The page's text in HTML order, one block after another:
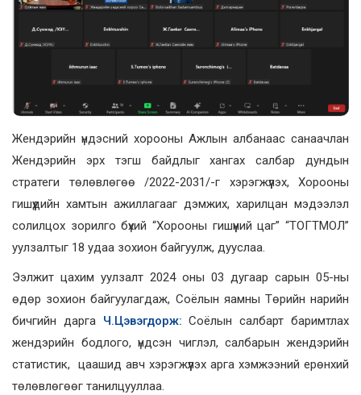
Жендэрийн үндэсний хорооны Ажлын албанаас санаачлан
Жендэрийн эрх тэгш байдлыг хангах салбар дундын
стратеги төлөвлөгөө /2022-2031/-г хэрэгжүүлэх, Хорооны
гишүүдийн хамтын ажиллагааг дэмжих, харилцан мэдээлэл
солилцох зорилго бүхий “Хорооны гишүүний цаг” “ТОГТМОЛ”
уулзалтыг 18 удаа зохион байгуулж, дууслаа.
Ээлжит цахим уулзалт 2024 оны 03 дугаар сарын 05-ны
өдөр зохион байгуулагдаж, Соёлын яамны Төрийн нарийн
бичгийн дарга Ч.Цэвэгдорж: Соёлын салбарт баримтлах
жендэрийн бодлого, үндсэн чиглэл, салбарын жендэрийн
статистик, цаашид авч хэрэгжүүлэх арга хэмжээний ерөнхий
төлөвлөгөөг танилцууллаа.